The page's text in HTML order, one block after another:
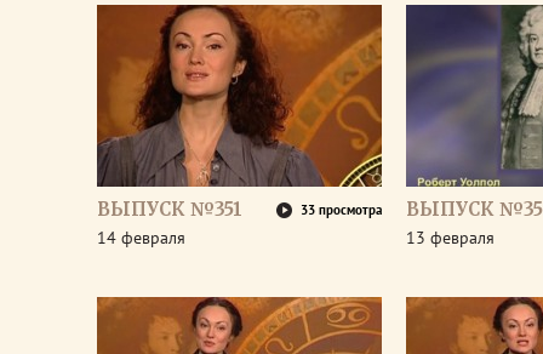
ВЫПУСК №351 33 просмотра
14 февраля
ВЫПУСК
13 февраля